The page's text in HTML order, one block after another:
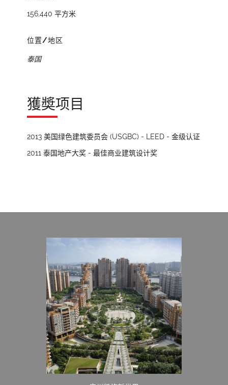
156,440 平方米
位置/地区
泰国
獲奬项目
2013 美国绿色建筑委员会 (USGBC) - LEED - 金级认证
2011 泰国地产大奖 - 最佳商业建筑设计奖